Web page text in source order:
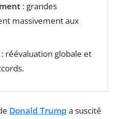
: grandes
massivement aux
: réévaluation globale et
Donald Trump a suscité